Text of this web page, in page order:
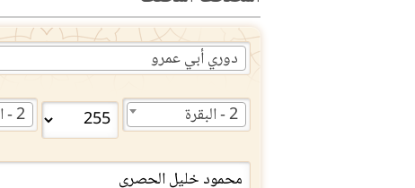
دوري أبي عمرو
2 - البقرة 2 - البقرة